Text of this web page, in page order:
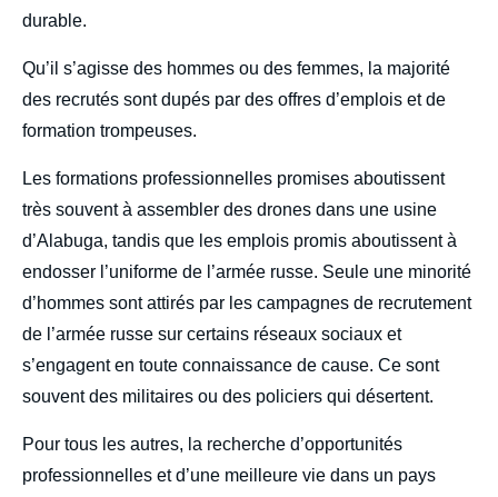
durable.
Qu’il s’agisse des hommes ou des femmes, la majorité
des recrutés sont dupés par des offres d’emplois et de
formation trompeuses.
Les formations professionnelles promises aboutissent
très souvent à assembler des drones dans une usine
d’Alabuga, tandis que les emplois promis aboutissent à
endosser l’uniforme de l’armée russe. Seule une minorité
d’hommes sont attirés par les campagnes de recrutement
de l’armée russe sur certains réseaux sociaux et
s’engagent en toute connaissance de cause. Ce sont
souvent des militaires ou des policiers qui désertent.
Pour tous les autres, la recherche d’opportunités
professionnelles et d’une meilleure vie dans un pays